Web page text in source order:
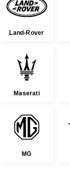
Land-Rover
Maserati
MG